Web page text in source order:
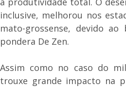
inclusive, melhorou nos
mato-grossense, devido ao
pondera De Zen.
Assim como no caso do
trouxe grande impacto na